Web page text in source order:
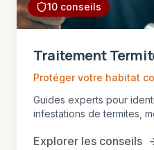
10 conseils
Traitement
Protéger votre habitat
Guides experts pour
infestations de termites,
termitée : protégez votre
Explorer les conseils